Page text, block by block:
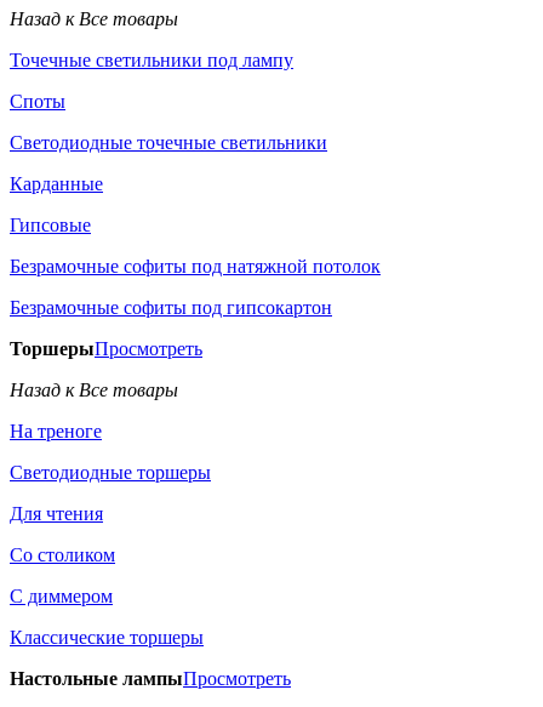
Назад к Все товары
Точечные светильники под лампу
Споты
Светодиодные точечные светильники
Карданные
Гипсовые
Безрамочные софиты под натяжной потолок
Безрамочные софиты под гипсокартон
ТоршерыПросмотреть
Назад к Все товары
На треноге
Светодиодные торшеры
Для чтения
Со столиком
С диммером
Классические торшеры
Настольные лампыПросмотреть